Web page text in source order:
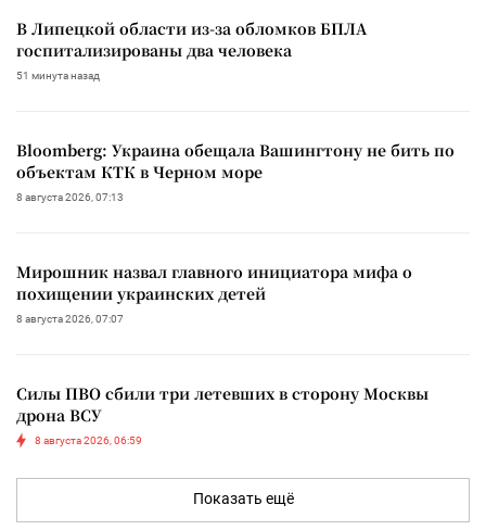
В Липецкой области из-за обломков БПЛА
госпитализированы два человека
51 минута назад
Bloomberg: Украина обещала Вашингтону не бить по
объектам КТК в Черном море
8 августа 2026, 07:13
Мирошник назвал главного инициатора мифа о
похищении украинских детей
8 августа 2026, 07:07
Силы ПВО сбили три летевших в сторону Москвы
дрона ВСУ
8 августа 2026, 06:59
Показать ещё